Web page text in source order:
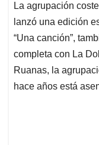
La agrupación
lanzó una edición
“Una canción”,
completa con La
Ruanas, la
hace años está